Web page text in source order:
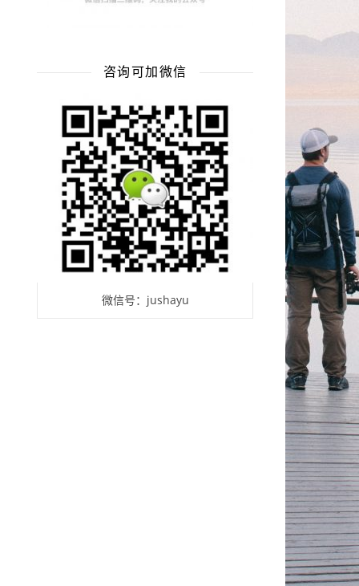
咨询可加微信
微信号：jushayu